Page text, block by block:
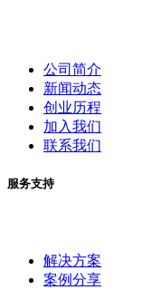
公司简介
新闻动态
创业历程
加入我们
联系我们
服务支持
解决方案
案例分享